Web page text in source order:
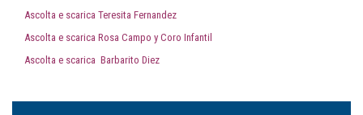
Ascolta e scarica Teresita Fernandez
Ascolta e scarica Rosa Campo y Coro Infantil
Ascolta e scarica Barbarito Diez